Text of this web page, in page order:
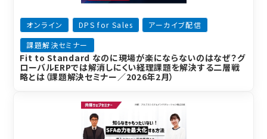
オンライン DPS for Sales
アーカイブ配信
課題解決セミナー
Fit to Standard なのに現場が楽にならないのはなぜ？グ
ローバルERPでは解消しにくい経理課題を解決する二層戦
略とは（課題解決セミナー／2026年2月）